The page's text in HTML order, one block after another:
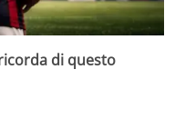
di questo